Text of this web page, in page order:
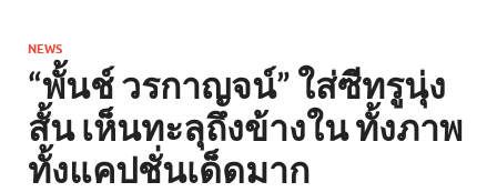
NEWS
“พั้นช์ วรกาญจน์” ใส่ซีทรูนุ่ง
สั้น เห็นทะลุถึงข้างใน ทั้งภาพ
ทั้งแคปชั่นเด็ดมาก